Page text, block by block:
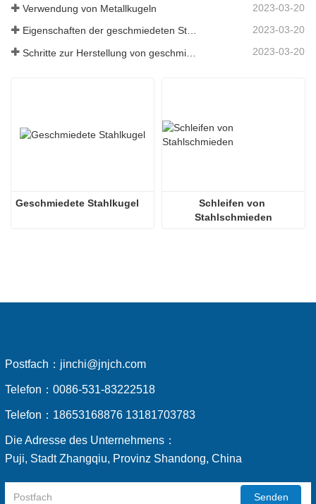
0.1-0.2
Verwendung von Metallkugeln 2023-03-20
Eigenschaften der geschmiedeten Stahlkugel 2023-03-20
2023-03-20
Geschmiedete Stahlkugel
Schleifen von
Stahlschmieden
Postfach： jinchi@jnjch.com
Telefon： 0086-531-83222518
Telefon： 18653168876 13181703783
Die Adresse des Unternehmens：
Puji, Stadt Zhangqiu, Provinz Shandong, China
Senden